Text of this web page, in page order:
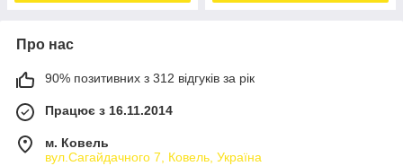
Про нас
90% позитивних з 312 відгуків за рік
Працює з 16.11.2014
м. Ковель
вул.Сагайдачного 7, Ковель, Україна